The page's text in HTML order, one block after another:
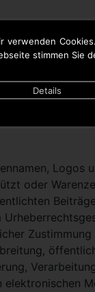
verwenden
stimmen Sie
Details
darauf
gelinkter
aller gelinkten
Logos
oder
Zustimmung